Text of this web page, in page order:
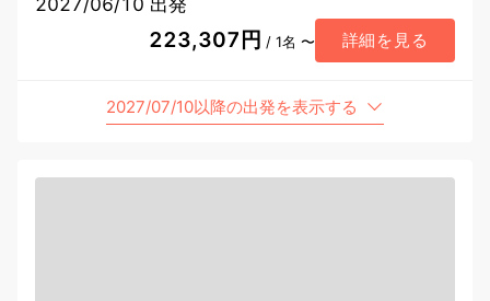
223,307円 / 1名 〜 詳細を見る
2027/07/10以降の出発を表示する